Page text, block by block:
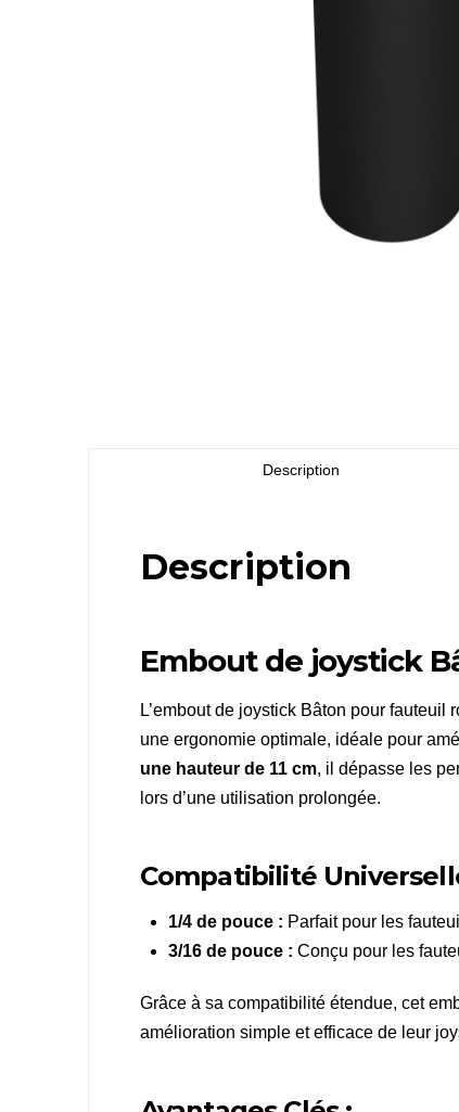
Description
Description
Embout de joystick
L’embout de joystick Bâton pour
une ergonomie optimale, idéale pour
une hauteur de 11 cm, il dépasse les
lors d’une utilisation prolongée.
Compatibilité
1/4 de pouce : Parfait pour les
3/16 de pouce : Conçu pour les
Grâce à sa compatibilité étendue, cet
amélioration simple et efficace de leur